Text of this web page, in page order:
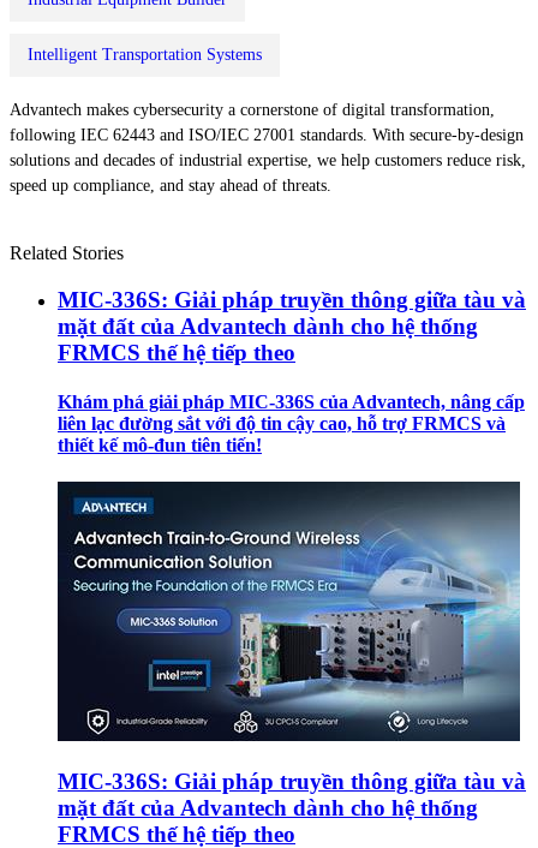
Intelligent Transportation Systems
Advantech makes cybersecurity a cornerstone of digital transformation,
following IEC 62443 and ISO/IEC 27001 standards. With secure-by-design
solutions and decades of industrial expertise, we help customers reduce risk,
speed up compliance, and stay ahead of threats.
Related Stories
MIC-336S: Giải pháp truyền thông giữa tàu và
mặt đất của Advantech dành cho hệ thống
FRMCS thế hệ tiếp theo
Khám phá giải pháp MIC-336S của Advantech, nâng cấp
liên lạc đường sắt với độ tin cậy cao, hỗ trợ FRMCS và
thiết kế mô-đun tiên tiến!
MIC-336S: Giải pháp truyền thông giữa tàu và
mặt đất của Advantech dành cho hệ thống
FRMCS thế hệ tiếp theo